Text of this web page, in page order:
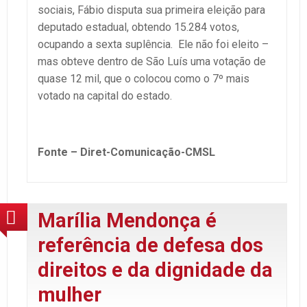
sociais, Fábio disputa sua primeira eleição para
deputado estadual, obtendo 15.284 votos,
ocupando a sexta suplência. Ele não foi eleito –
mas obteve dentro de São Luís uma votação de
quase 12 mil, que o colocou como o 7º mais
votado na capital do estado.
Fonte – Diret-Comunicação-CMSL
Marília Mendonça é
referência de defesa dos
direitos e da dignidade da
mulher